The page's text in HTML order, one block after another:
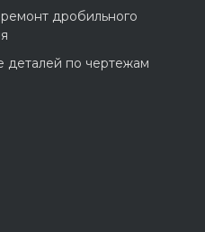
дробильного
деталей по чертежам